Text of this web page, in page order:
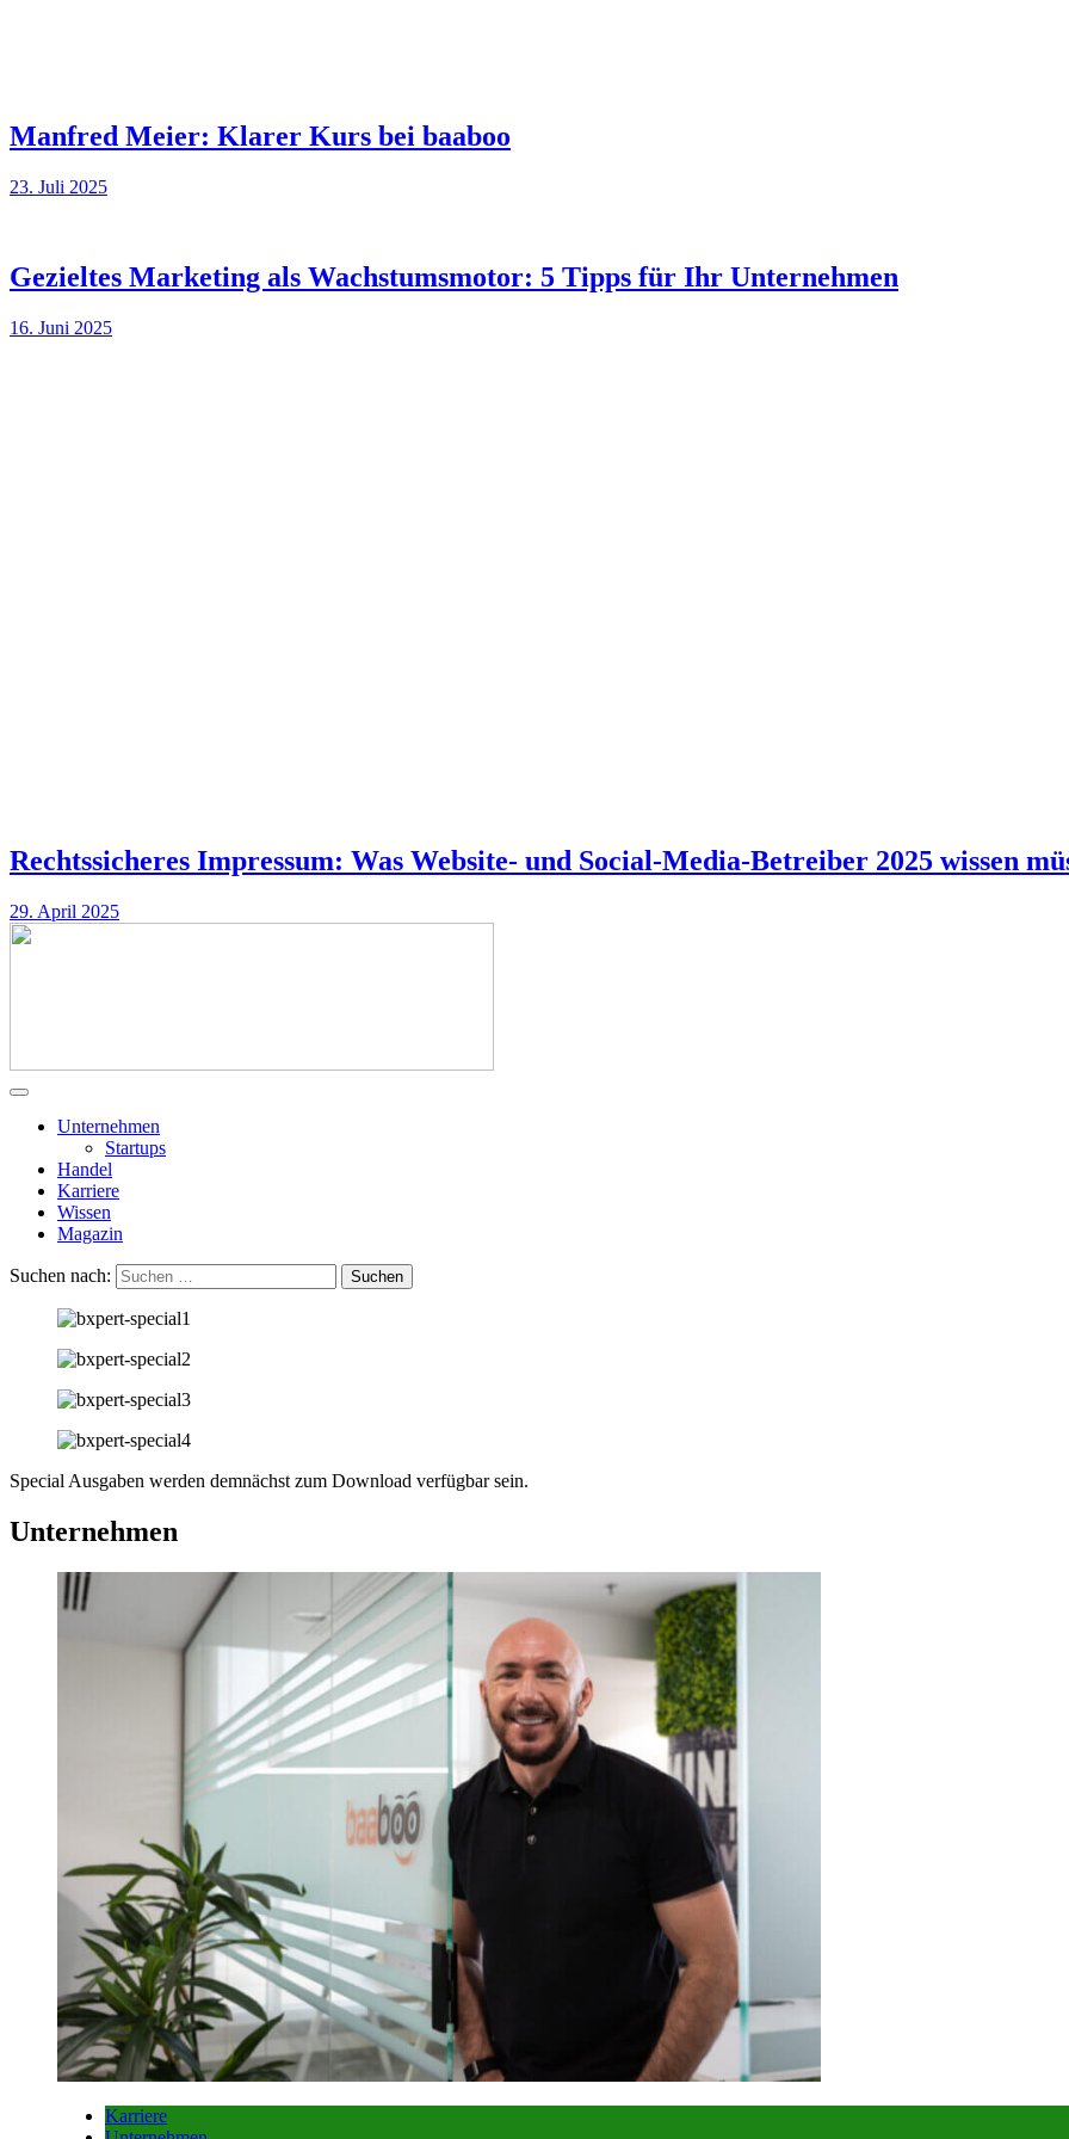
Manfred Meier: Klarer Kurs bei baaboo
23. Juli 2025
Gezieltes Marketing als Wachstumsmotor: 5 Tipps für Ihr Unternehmen
16. Juni 2025
Rechtssicheres Impressum: Was Website- und Social-Media-Betreiber 2025 wissen
29. April 2025
Unternehmen
Startups
Handel
Karriere
Wissen
Magazin
Suchen nach:
Special Ausgaben werden demnächst zum Download verfügbar sein.
Unternehmen
Karriere